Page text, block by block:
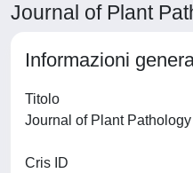
Journal of Plant
Informazioni
Titolo
Cris ID